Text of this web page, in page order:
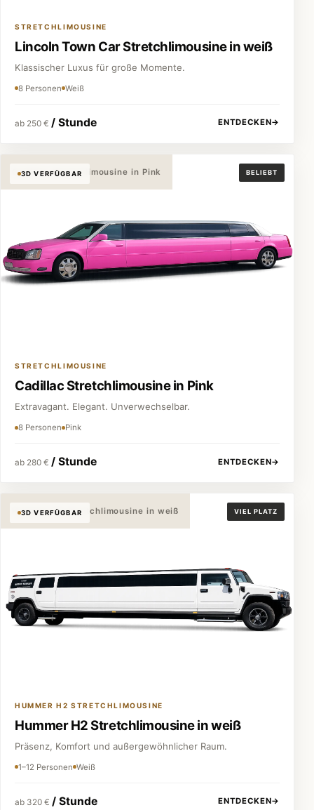
STRETCHLIMOUSINE
Lincoln Town Car Stretchlimousine in weiß
Klassischer Luxus für große Momente.
8 Personen Weiß
ab 250 € / Stunde ENTDECKEN→
Cadillac Stretchlimousine in Pink
3D VERFÜGBAR BELIEBT
STRETCHLIMOUSINE
Cadillac Stretchlimousine in Pink
Extravagant. Elegant. Unverwechselbar.
8 Personen Pink
ab 280 € / Stunde ENTDECKEN→
Hummer H2 Stretchlimousine in weiß
3D VERFÜGBAR VIEL PLATZ
HUMMER H2 STRETCHLIMOUSINE
Hummer H2 Stretchlimousine in weiß
Präsenz, Komfort und außergewöhnlicher Raum.
1–12 Personen Weiß
ab 320 € / Stunde ENTDECKEN→